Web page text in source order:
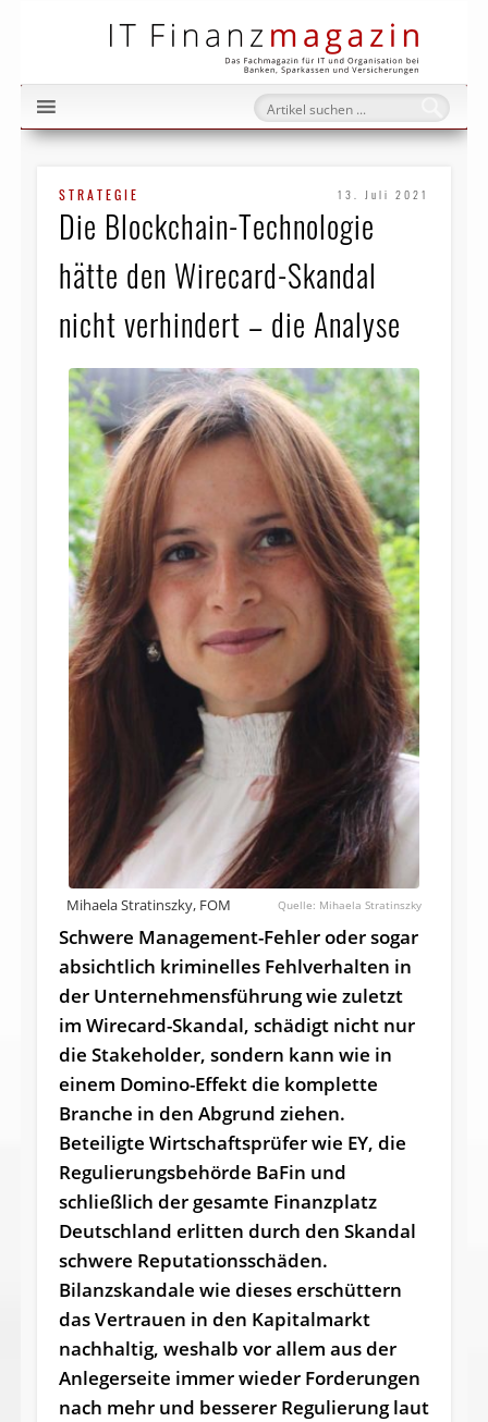
STRATEGIE 13. Juli 2021
Die Blockchain-Technologie
hätte den Wirecard-Skandal
nicht verhindert – die Analyse
Mihaela Stratinszky, FOM Mihaela Stratinszky
Schwere Management-Fehler oder sogar
absichtlich kriminelles Fehl­verhalten in
der Unternehmensführung wie zuletzt
im Wirecard-Skandal, schädigt nicht nur
die Stakeholder, sondern kann wie in
einem Domino-Effekt die komplette
Branche in den Abgrund ziehen.
Beteiligte Wirtschaftsprüfer wie EY, die
Regulierungsbehörde BaFin und
schließlich der gesamte Finanzplatz
Deutschland erlitten durch den Skandal
schwere Reputationsschäden.
Bilanzskandale wie dieses erschüttern
das Vertrauen in den Kapitalmarkt
nachhaltig, weshalb vor allem aus der
Anlegerseite immer wieder Forderungen
nach mehr und besserer Regulierung laut